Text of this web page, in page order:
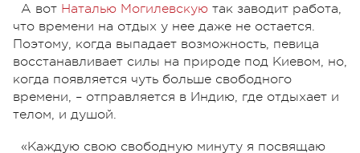
А вот Наталью Могилевскую так заводит работа,
что времени на отдых у нее даже не остается.
Поэтому, когда выпадает возможность, певица
восстанавливает силы на природе под Киевом, но,
когда появляется чуть больше свободного
времени, – отправляется в Индию, где отдыхает и
телом, и душой.
«Каждую свою свободную минуту я посвящаю